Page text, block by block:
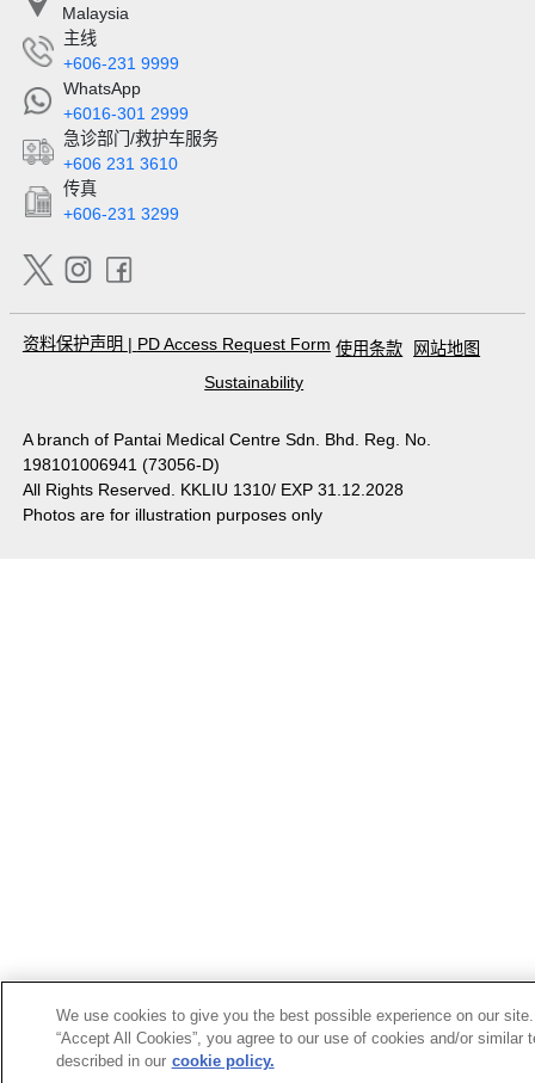
Malaysia
主线
+606-231 9999
WhatsApp
+6016-301 2999
急诊部门/救护车服务
+606 231 3610
传真
+606-231 3299
资料保护声明 | PD Access Request Form 使用条款
网站地图
Sustainability
A branch of Pantai Medical Centre Sdn. Bhd. Reg. No.
198101006941 (73056-D)
All Rights Reserved. KKLIU 1310/ EXP 31.12.2028
Photos are for illustration purposes only
We use cookies to give you the best possible experience on our
“Accept All Cookies”, you agree to our use of cookies and/or similar
described in our cookie policy.